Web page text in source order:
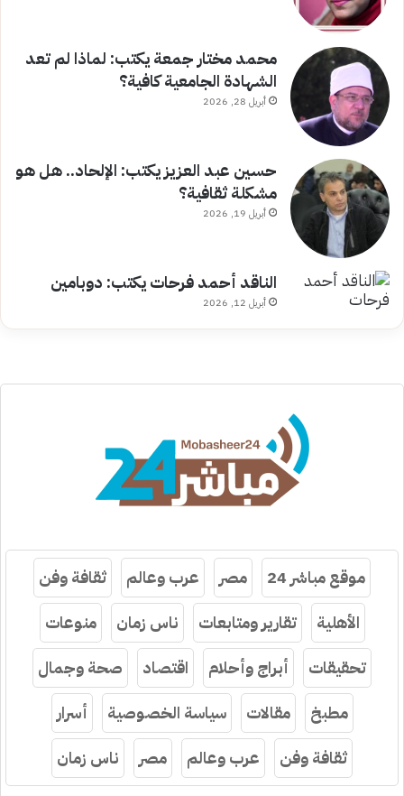
محمد مختار جمعة يكتب: لماذا لم تعد
الشهادة الجامعية كافية؟
أبريل 28, 2026
حسين عبد العزيز يكتب: الإلحاد.. هل هو
مشكلة ثقافية؟
أبريل 19, 2026
الناقد أحمد فرحات يكتب: دوبامين
أبريل 12, 2026
موقع مباشر 24 مصر عرب وعالم
ثقافة وفن
الأهلية
تقارير ومتابعات ناس زمان
منوعات
تحقيقات
أبراج وأحلام اقتصاد
صحة وجمال
مطبخ
مقالات سياسة الخصوصية
أسرار
ثقافة وفن
عرب وعالم مصر ناس زمان